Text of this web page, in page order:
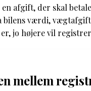
afgift, der skal
værdi,
jo højere vil
mellem